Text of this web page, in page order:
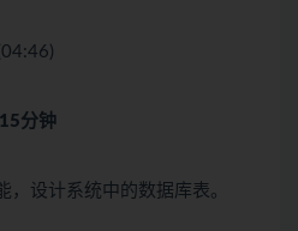
分钟
，设计系统中的数据库表。